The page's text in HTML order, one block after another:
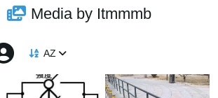
Media by Itmmmb
AZ